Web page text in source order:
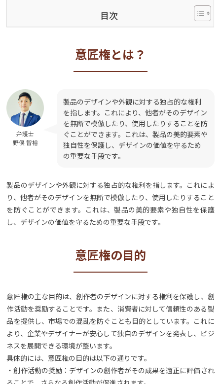
目次
意匠権とは？
弁護士
野俣 智裕
製品のデザインや外観に対する独占的な権利
を指します。これにより、他者がそのデザイン
を無断で模倣したり、使用したりすることを防
ぐことができます。これは、製品の美的要素や
独自性を保護し、デザインの価値を守るため
の重要な手段です。
製品のデザインや外観に対する独占的な権利を指します。これによ
り、他者がそのデザインを無断で模倣したり、使用したりすること
を防ぐことができます。これは、製品の美的要素や独自性を保護
し、デザインの価値を守るための重要な手段です。
意匠権の目的
意匠権の主な目的は、創作者のデザインに対する権利を保護し、創
作活動を奨励することです。また、消費者に対して信頼性のある製
品を提供し、市場での混乱を防ぐことも目的としています。これに
より、企業やデザイナーが安心して独自のデザインを発表し、ビジ
ネスを展開できる環境が整います。
具体的には、意匠権の目的は以下の通りです。
・創作活動の奨励：デザインの創作者がその成果を適正に評価され